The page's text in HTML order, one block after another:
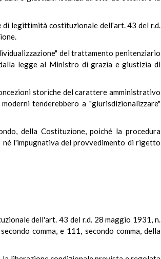
di legittimità costituzionale dell'art. 43 del r.d.
del trattamento penitenziario
legge al Ministro di grazia e giustizia di
storiche del carattere amministrativo
tenderebbero a "giurisdizionalizzare"
della Costituzione, poiché la procedura
l'impugnativa del provvedimento di rigetto
dell'art. 43 del r.d. 28 maggio 1931, n.
comma, e 111, secondo comma, della